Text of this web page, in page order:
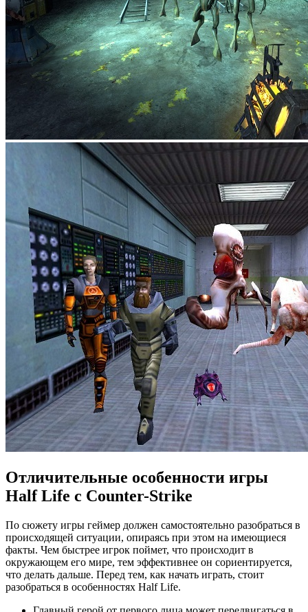
Отличительные особенности игры
Half Life с Counter-Strike
По сюжету игры геймер должен самостоятельно разобраться в
происходящей ситуации, опираясь при этом на имеющиеся
факты. Чем быстрее игрок поймет, что происходит в
окружающем его мире, тем эффективнее он сориентируется,
что делать дальше. Перед тем, как начать играть, стоит
разобраться в особенностях Half Life.